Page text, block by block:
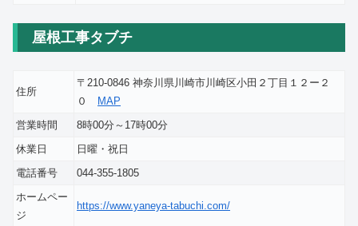
屋根工事タブチ
住所
〒210-0846 神奈川県川崎市川崎区小田２丁目１２ー２
０
MAP
営業時間
8時00分～17時00分
休業日
日曜・祝日
電話番号
044-355-1805
ホームペー
ジ
https://www.yaneya-tabuchi.com/